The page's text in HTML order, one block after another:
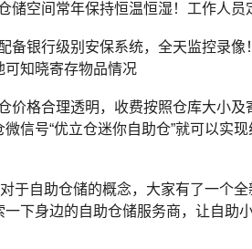
储空间常年保持恒温恒湿！工作人
备银行级别安保系统，全天监控录
可知晓寄存物品情况
价格合理透明，收费按照仓库大小
信号“优立仓迷你自助仓”就可以实
自助仓储的概念，大家有了一个全
下身边的自助仓储服务商，让自助